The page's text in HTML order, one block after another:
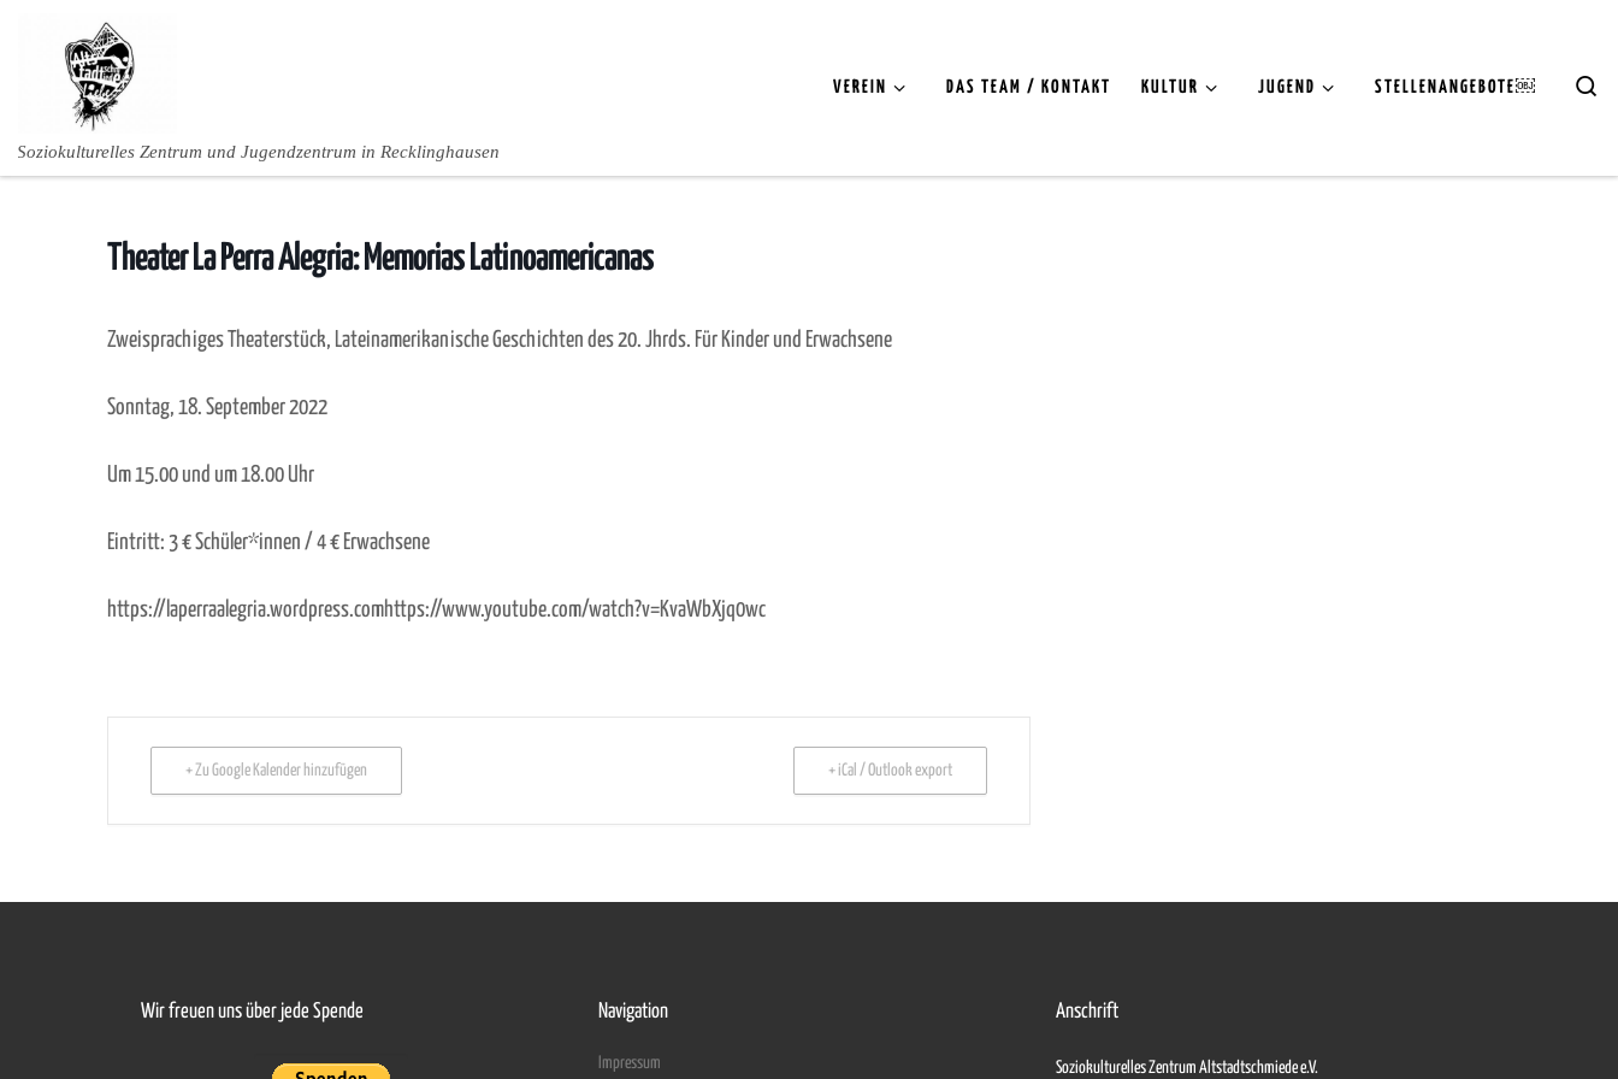
Zum Inhalt springen
Soziokulturelles Zentrum und Jugendzentrum in Recklinghausen
VEREIN DAS TEAM / KONTAKT KULTUR JUGEND STELLENANGEBOTE￼
Theater La Perra Alegria: Memorias Latinoamericanas
Zweisprachiges Theaterstück, Lateinamerikanische Geschichten des 20. Jhrds. Für Kinder und Erwachsene
Sonntag, 18. September 2022
Um 15.00 und um 18.00 Uhr
Eintritt: 3 € Schüler*innen / 4 € Erwachsene
https://laperraalegria.wordpress.comhttps://www.youtube.com/watch?v=KvaWbXjq0wc
+ Zu Google Kalender hinzufügen + iCal / Outlook export
Wir freuen uns über jede Spende Navigation
Impressum
Anschrift
Soziokulturelles Zentrum Altstadtschmiede e.V.